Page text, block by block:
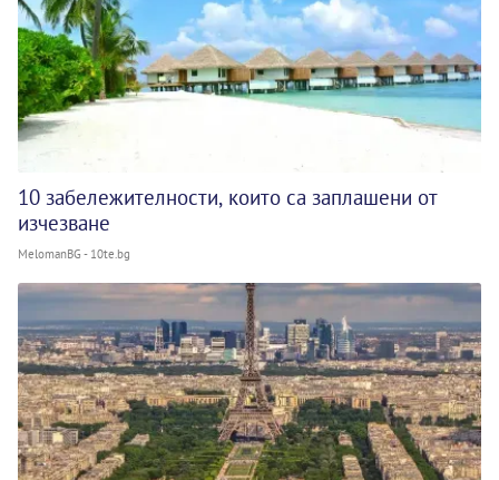
10 забележителности, които са заплашени от
изчезване
MelomanBG - 10te.bg